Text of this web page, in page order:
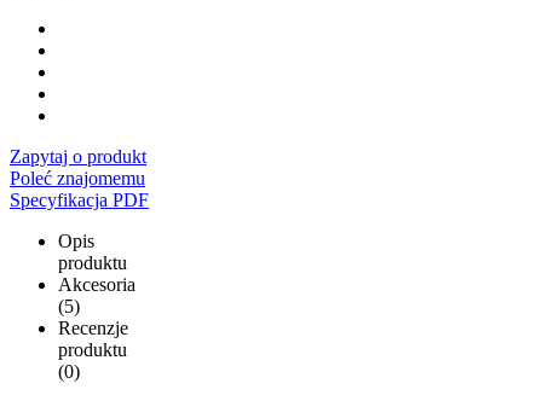
Zapytaj o produkt
Poleć znajomemu
Specyfikacja PDF
Opis
produktu
Akcesoria
(5)
Recenzje
produktu
(0)